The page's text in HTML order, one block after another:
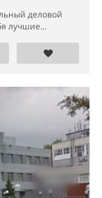
деловой
лучшие...